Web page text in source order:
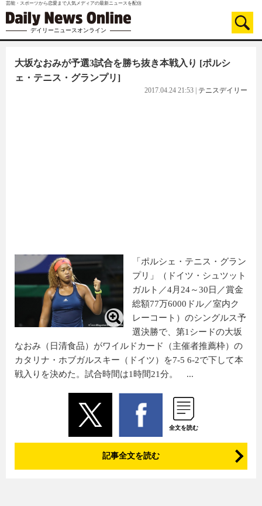
芸能・スポーツから恋愛まで人気メディアの最新ニュースを配信
デイリーニュースオンライン
大坂なおみが予選3試合を勝ち抜き本戦入り [ポルシ
ェ・テニス・グランプリ]
2017.04.24 21:53 テニスデイリー
「ポルシェ・テニス・グラン
プリ」（ドイツ・シュツット
ガルト／4月24～30日／賞金
総額77万6000ドル／室内ク
レーコート）のシングルス予
選決勝で、第1シードの大坂
なおみ（日清食品）がワイルドカード（主催者推薦枠）の
カタリナ・ホブガルスキー（ドイツ）を7-5 6-2で下して本
戦入りを決めた。試合時間は1時間21分。 ...
全文を読む
記事全文を読む